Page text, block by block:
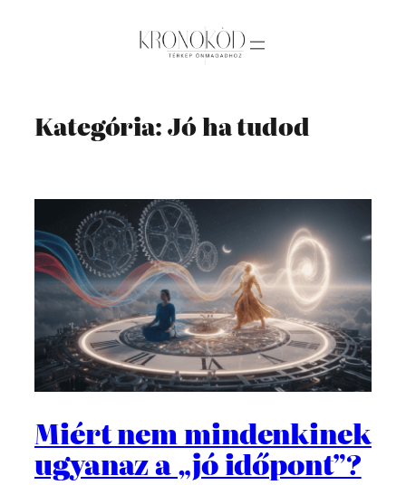
Kategória:Jó ha tudod
Miért nem mindenkinek
ugyanaz a „jó időpont”?